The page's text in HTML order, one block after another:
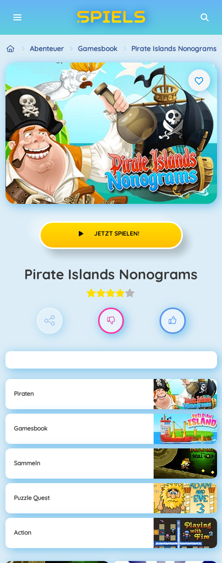
Abenteuer Gamesbook Pirate Islands Nonograms
JETZT SPIELEN!
Pirate Islands Nonograms
Piraten
Gamesbook
Sammeln
Puzzle Quest
Action